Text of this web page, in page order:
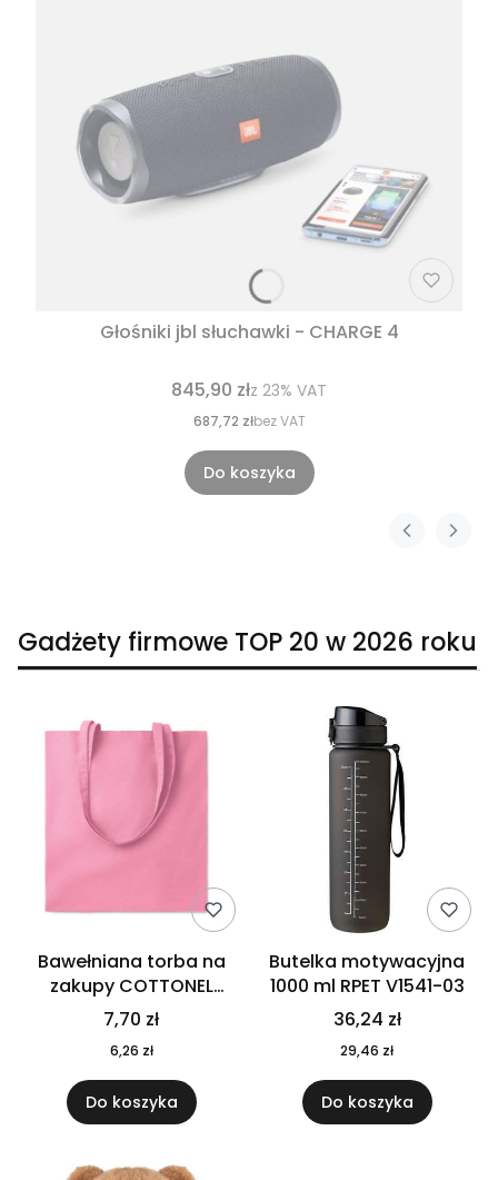
Głośniki jbl słuchawki - CHARGE 4
845,90 złz 23% VAT
687,72 złbez VAT
Do koszyka
Gadżety firmowe TOP 20 w 2026 roku
Bawełniana torba na
zakupy COTTONEL
COLOUR++ MO9846-11
7,70 zł
6,26 zł
Do koszyka
Butelka motywacyjna
1000 ml RPET V1541-03
36,24 zł
29,46 zł
Do koszyka